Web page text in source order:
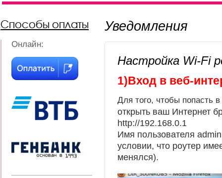
Способы оплаты
Онлайн:
Уведомления
Настройка Wi-Fi
1)Вход в веб-
Для того, чтобы попасть
открыть ваш Интернет
http://192.168.0.1
Имя пользователя
условии, что роутер
менялся).